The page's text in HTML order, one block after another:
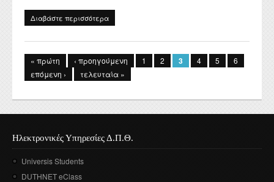
Διαβάστε περισσότερα
σσ. 546 (εκδ. Gutenberg). ISBN: 978-960-01-2190-2.
« πρώτη ‹ προηγούμενη 1 2 3 4 5
6
επόμενη ›
τελευταία »
Ηλεκτρονικές Υπηρεσίες Δ.Π.Θ.
Universis Students
DUTHNET eClass